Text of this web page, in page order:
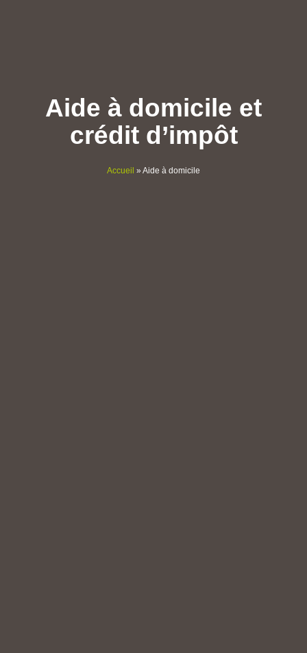
Aide à domicile et
crédit d’impôt
Accueil » Aide à domicile